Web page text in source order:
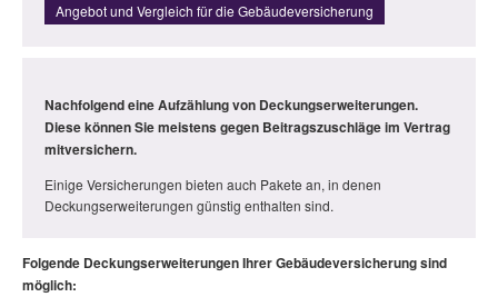
Angebot und Vergleich für die Gebäudeversicherung
Nachfolgend eine Aufzählung von Deckungserweiterungen.
Diese können Sie meistens gegen Beitragszuschläge im Vertrag
mitversichern.
Einige Versicherungen bieten auch Pakete an, in denen
Deckungserweiterungen günstig enthalten sind.
Folgende Deckungserweiterungen Ihrer Gebäudeversicherung sind
möglich: